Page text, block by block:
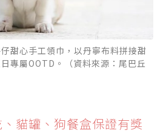
甜心手工領巾，以丹寧布料拼接甜
專屬OOTD。（資料來源：尾巴丘
貓罐、狗餐盒保證有獎